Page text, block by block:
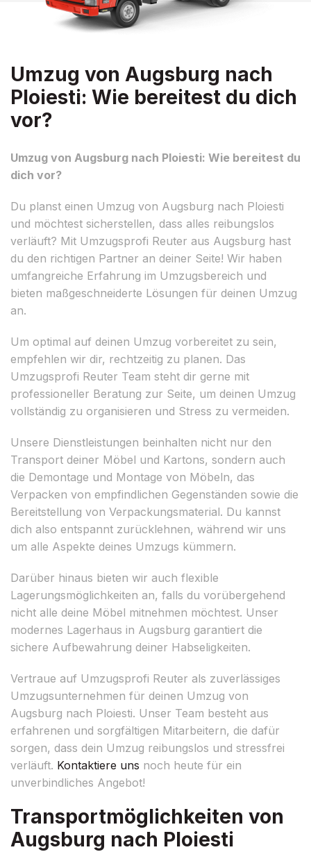
Umzug von Augsburg nach
Ploiesti: Wie bereitest du dich
vor?
Umzug von Augsburg nach Ploiesti: Wie bereitest du
dich vor?
Du planst einen Umzug von Augsburg nach Ploiesti
und möchtest sicherstellen, dass alles reibungslos
verläuft? Mit Umzugsprofi Reuter aus Augsburg hast
du den richtigen Partner an deiner Seite! Wir haben
umfangreiche Erfahrung im Umzugsbereich und
bieten maßgeschneiderte Lösungen für deinen Umzug
an.
Um optimal auf deinen Umzug vorbereitet zu sein,
empfehlen wir dir, rechtzeitig zu planen. Das
Umzugsprofi Reuter Team steht dir gerne mit
professioneller Beratung zur Seite, um deinen Umzug
vollständig zu organisieren und Stress zu vermeiden.
Unsere Dienstleistungen beinhalten nicht nur den
Transport deiner Möbel und Kartons, sondern auch
die Demontage und Montage von Möbeln, das
Verpacken von empfindlichen Gegenständen sowie die
Bereitstellung von Verpackungsmaterial. Du kannst
dich also entspannt zurücklehnen, während wir uns
um alle Aspekte deines Umzugs kümmern.
Darüber hinaus bieten wir auch flexible
Lagerungsmöglichkeiten an, falls du vorübergehend
nicht alle deine Möbel mitnehmen möchtest. Unser
modernes Lagerhaus in Augsburg garantiert die
sichere Aufbewahrung deiner Habseligkeiten.
Vertraue auf Umzugsprofi Reuter als zuverlässiges
Umzugsunternehmen für deinen Umzug von
Augsburg nach Ploiesti. Unser Team besteht aus
erfahrenen und sorgfältigen Mitarbeitern, die dafür
sorgen, dass dein Umzug reibungslos und stressfrei
verläuft. Kontaktiere uns noch heute für ein
unverbindliches Angebot!
Transportmöglichkeiten von
Augsburg nach Ploiesti